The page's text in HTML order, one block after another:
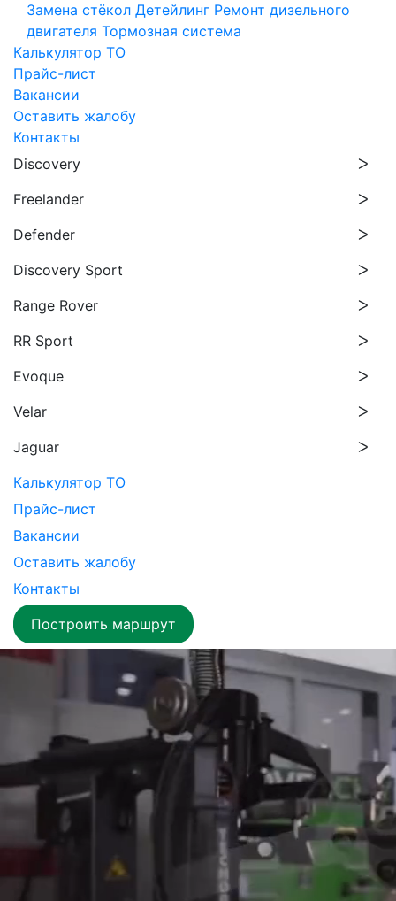
Замена стёкол Детейлинг Ремонт дизельного
двигателя Тормозная система
Калькулятор ТО
Прайс-лист
Вакансии
Оставить жалобу
Контакты
Discovery
Freelander
Defender
Discovery Sport
Range Rover
RR Sport
Evoque
Velar
Jaguar
Калькулятор ТО
Прайс-лист
Вакансии
Оставить жалобу
Контакты
Построить маршрут